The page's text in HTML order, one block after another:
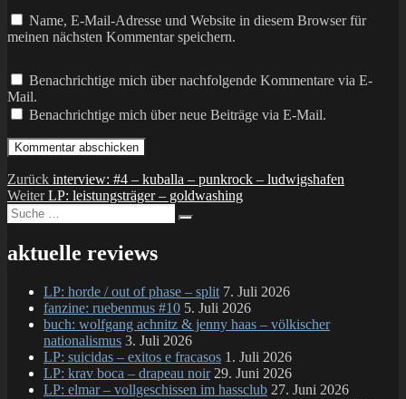
Name, E-Mail-Adresse und Website in diesem Browser für
meinen nächsten Kommentar speichern.
Benachrichtige mich über nachfolgende Kommentare via E-
Mail.
Benachrichtige mich über neue Beiträge via E-Mail.
Beitragsnavigation
Zurück Vorheriger
Beitrag:
interview: #4 – kuballa – punkrock – ludwigshafen
Weiter Nächster
LP: leistungsträger – goldwashing
Suche
nach:
aktuelle reviews
LP: horde / out of phase – split 7. Juli 2026
fanzine: ruebenmus #10 5. Juli 2026
buch: wolfgang achnitz & jenny haas – völkischer
nationalismus 3. Juli 2026
LP: suicidas – exitos e fracasos 1. Juli 2026
LP: krav boca – drapeau noir 29. Juni 2026
LP: elmar – vollgeschissen im hassclub 27. Juni 2026